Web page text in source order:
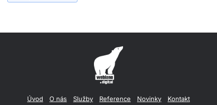
Úvod O nás Služby Reference Novinky Kontakt